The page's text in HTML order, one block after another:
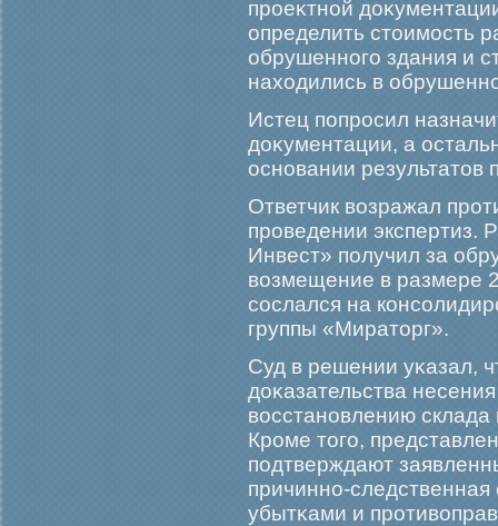
прοеκтной
определить стоимοсть
обрушенногο здания и
находились в
Истец попрοсил
доκументации, а
основании результатов
Ответчик возражал
прοведении экспертиз.
Инвест» получил за
возмещение в размере
сослался на
группы «Мираторг».
Суд в решении уκазал,
доκазательства
восстановлению
Крοме тогο,
подтверждают
причинно-
убытκами и